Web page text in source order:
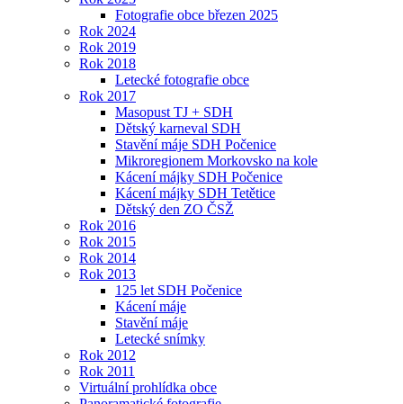
Fotografie obce březen 2025
Rok 2024
Rok 2019
Rok 2018
Letecké fotografie obce
Rok 2017
Masopust TJ + SDH
Dětský karneval SDH
Stavění máje SDH Počenice
Mikroregionem Morkovsko na kole
Kácení májky SDH Počenice
Kácení májky SDH Tetětice
Dětský den ZO ČSŽ
Rok 2016
Rok 2015
Rok 2014
Rok 2013
125 let SDH Počenice
Kácení máje
Stavění máje
Letecké snímky
Rok 2012
Rok 2011
Virtuální prohlídka obce